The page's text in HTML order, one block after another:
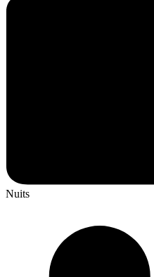
Nuits